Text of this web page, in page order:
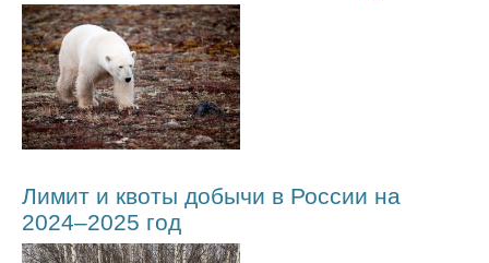
Лимит и квоты добычи в России на
2024–2025 год